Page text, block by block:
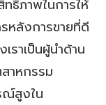
ทธิภาพในการให้
หลังการขายที่ดี
ราเป็นผู้นำด้าน
าหกรรม
ณ์สูงใน